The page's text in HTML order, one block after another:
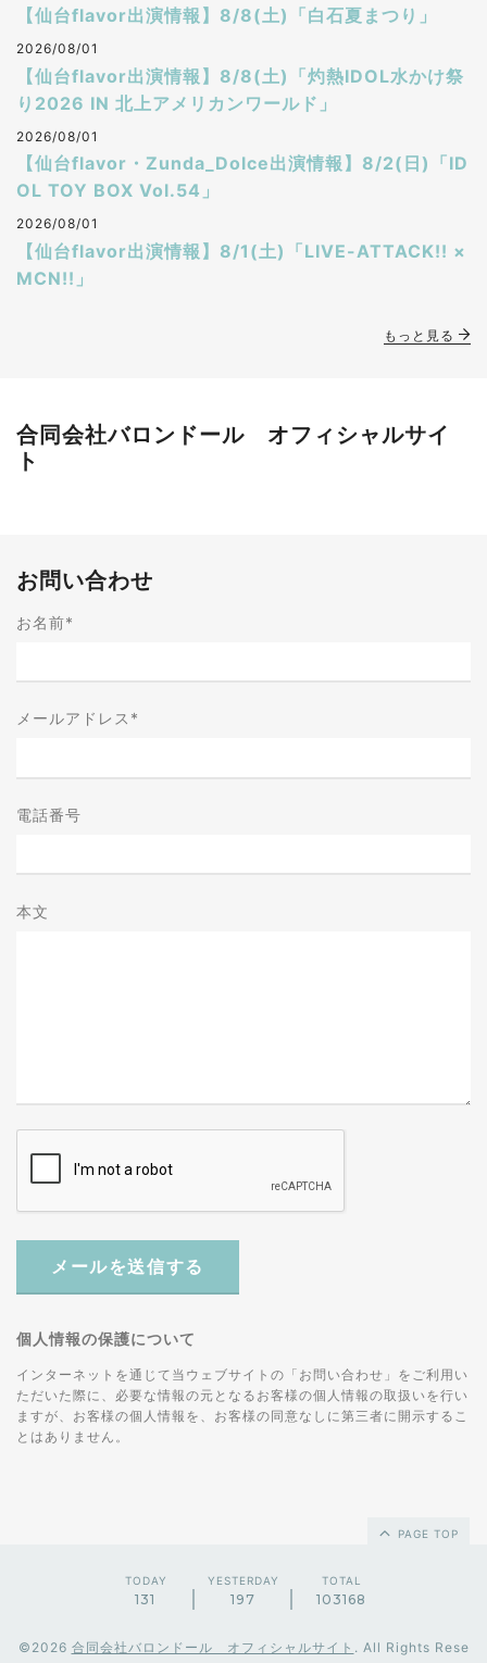
【仙台flavor出演情報】8/8(土)「白石夏まつり」
2026/08/01
【仙台flavor出演情報】8/8(土)「灼熱IDOL水かけ祭
り2026 IN 北上アメリカンワールド」
2026/08/01
【仙台flavor・Zunda_Dolce出演情報】8/2(日)「ID
OL TOY BOX Vol.54」
2026/08/01
【仙台flavor出演情報】8/1(土)「LIVE-ATTACK!! ×
MCN!!」
もっと見る
合同会社バロンドール オフィシャルサイ
ト
お問い合わせ
お名前*
メールアドレス *
電話番号
本文
メールを送信する
個人情報の保護について
インターネットを通じて当ウェブサイトの「お問い合わせ」をご利用い
ただいた際に、必要な情報の元となるお客様の個人情報の取扱いを行い
ますが、お客様の個人情報を、お客様の同意なしに第三者に開示するこ
とはありません。
PAGE TOP
TODAY
131
YESTERDAY
197
TOTAL
103168
©2026 合同会社バロンドール オフィシャルサイト . All Rights Rese